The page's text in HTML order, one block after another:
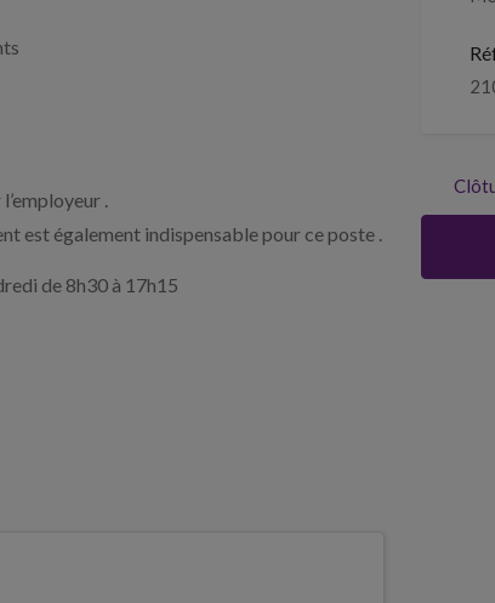
.
est également indispensable pour ce poste .
de 8h30 à 17h15